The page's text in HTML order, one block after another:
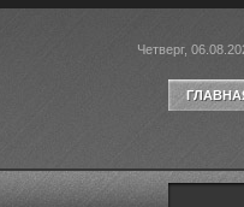
Четверг,